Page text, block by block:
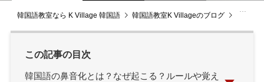
韓国語教室なら K Village 韓国語 韓国語教室K Villageのブログ
この記事の目次
韓国語の鼻音化とは？なぜ起こる？ルールや覚え